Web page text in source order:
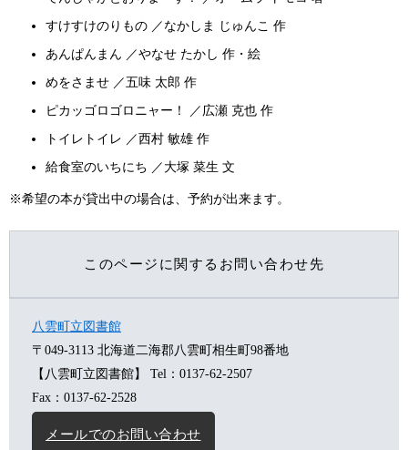
すけすけのりもの ／なかしま じゅんこ 作
あんぱんまん ／やなせ たかし 作・絵
めをさませ ／五味 太郎 作
ピカッゴロゴロニャー！ ／広瀬 克也 作
トイレトイレ ／西村 敏雄 作
給食室のいちにち ／大塚 菜生 文
※希望の本が貸出中の場合は、予約が出来ます。
このページに関するお問い合わせ先
八雲町立図書館
〒049-3113 北海道二海郡八雲町相生町98番地
【八雲町立図書館】
Tel：0137-62-2507
Fax：0137-62-2528
メールでのお問い合わせ